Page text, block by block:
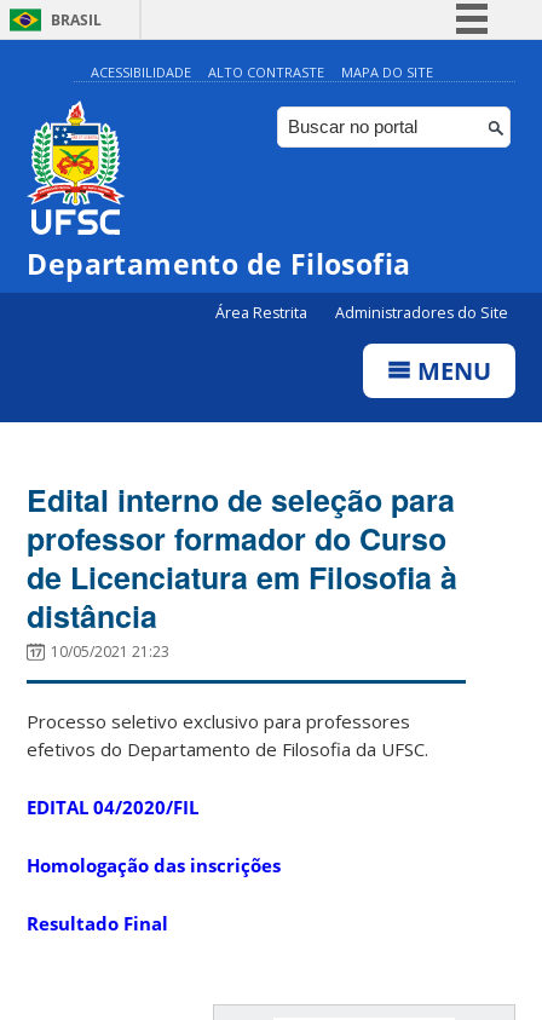
BRASIL
Simplifique!
Comunica BR
Participe
Canais
ACESSIBILIDADE ALTO CONTRASTE MAPA DO SITE
Departamento de Filosofia
Área Restrita Administradores do Site
MENU
Edital interno de seleção para
professor formador do Curso
de Licenciatura em Filosofia à
distância
10/05/2021 21:23
Processo seletivo exclusivo para professores
efetivos do Departamento de Filosofia da UFSC.
EDITAL 04/2020/FIL
Homologação das inscrições
Resultado Final